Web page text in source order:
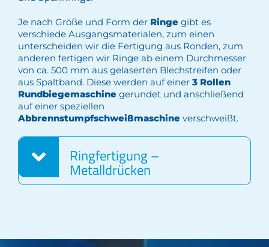
Je nach Größe und Form der Ringe gibt es
verschiede Ausgangsmaterialen, zum einen
unterscheiden wir die Fertigung aus Ronden, zum
anderen fertigen wir Ringe ab einem Durchmesser
von ca. 500 mm aus gelaserten Blechstreifen oder
aus Spaltband. Diese werden auf einer 3 Rollen
Rundbiegemaschine gerundet und anschließend
auf einer speziellen
Abbrennstumpfschweißmaschine verschweißt.
Ringfertigung –
Metalldrücken